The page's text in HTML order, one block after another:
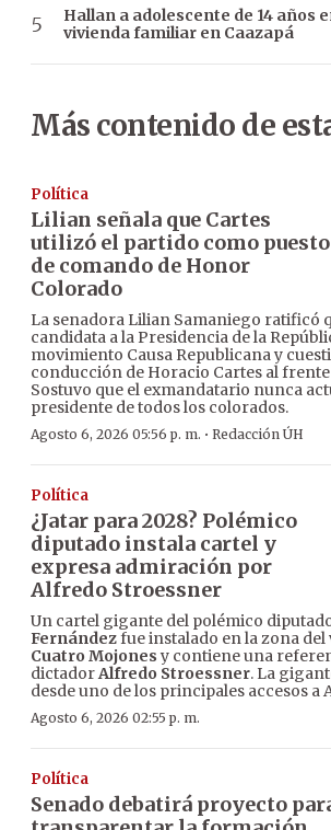
Hallan a adolescente de 14 años
vivienda familiar en Caazapá
Más contenido de
Política
Lilian señala que Cartes
utilizó el partido como puesto
de comando de Honor
Colorado
La senadora Lilian Samaniego ratificó
candidata a la Presidencia de la
movimiento Causa Republicana y
conducción de Horacio Cartes al frente
Sostuvo que el exmandatario nunca
presidente de todos los colorados.
Agosto 6, 2026 05:56 p. m. · Redacción ÚH
Política
¿Jatar para 2028? Polémico
diputado instala cartel y
expresa admiración por
Alfredo Stroessner
Un cartel gigante del polémico
Fernándezfue instalado en la zona del
Cuatro Mojones y contiene una
dictadorAlfredo Stroessner. La
desde uno de los principales accesos a
Agosto 6, 2026 02:55 p. m.
Política
Senado debatirá proyecto